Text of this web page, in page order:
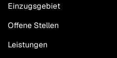
Einzugsgebiet
Offene Stellen
Leistungen